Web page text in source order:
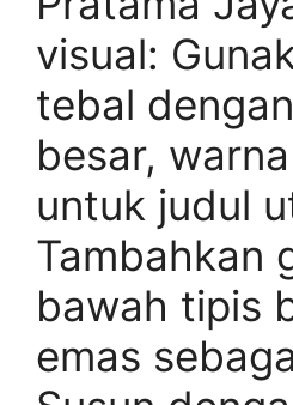
visual:
tebal
besar,
untuk judul
Tambahkan
bawah tipis
emas